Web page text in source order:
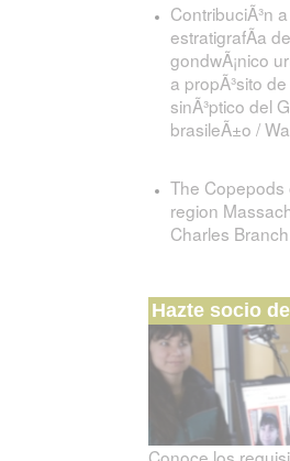
ContribuciÃ³n
estratigrafÃ­a
gondwÃ¡nico
a propÃ³sito
sinÃ³ptico del
brasileÃ±o /
The Copepods
region
Charles Branch
Hazte socio